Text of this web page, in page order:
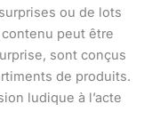
ou de lots
peut être
sont conçus
de produits.
ludique à l’acte